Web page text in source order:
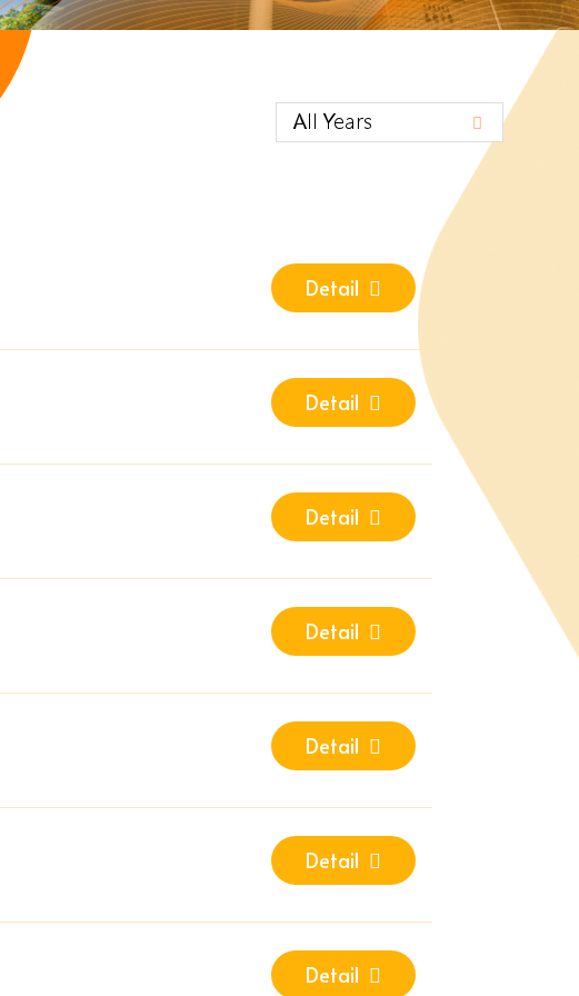
Detail
Detail
Detail
Detail
Detail
Detail
Detail